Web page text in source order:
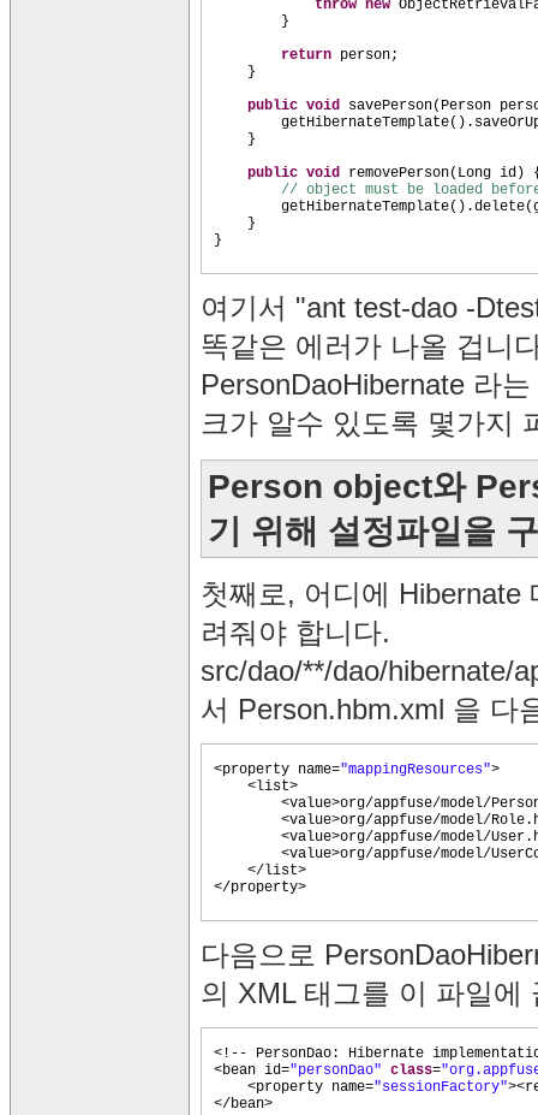
throw new
}
return person;
}
public void savePerson( Person
getHibernateTemplate()
}
public void removePerson( Long id )
// object must be loaded
getHibernateTemplate() .delete(
}
}
여기서 "ant test-dao -
똑같은 에러가 나올 겁니
PersonDaoHibernate 라
크가 알수 있도록 몇가지
Person object와
기 위해 설정파일을
첫째로, 어디에 Hibernate
려줘야 합니다.
src/dao/**/dao/hibernate/
서 Person.hbm.xml 을 다
<property name="mappingResources">
<list>
<value>org/appfuse/model/
<value>org/appfuse/model/
<value>org/appfuse/model/
<value>org/appfuse/model/
</list>
</property>
다음으로
의 XML 태그를 이 파일에
<!-- PersonDao: Hibernate
<bean id="personDao" class=
<property name="sessionFactory"
</bean>